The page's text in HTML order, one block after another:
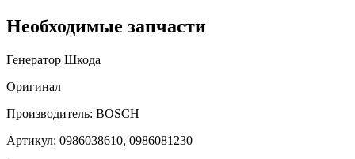
Необходимые запчасти
Генератор Шкода
Оригинал
Производитель: BOSCH
Артикул; 0986038610, 0986081230